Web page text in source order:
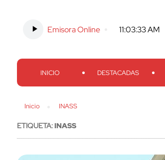
Emisora Online 11:03:34 AM
INICIO DESTACADAS
Inicio INASS
ETIQUETA:INASS